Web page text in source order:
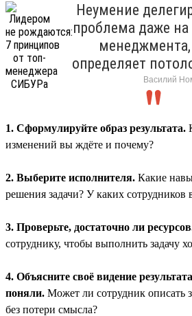
Неумение
проблема даже
менеджмента,
определяет
Василий
1. Сформулируйте образ результата.
изменений вы ждёте и почему?
2. Выберите исполнителя. Какие
решения задачи? У каких
3. Проверьте, достаточно ли
сотруднику, чтобы выполнить задачу
4. Объясните своё видение
поняли. Может ли сотрудник описать
без потери смысла?